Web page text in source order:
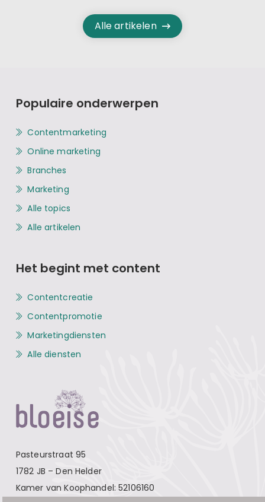
Alle artikelen
Pasteurstraat 95
1782 JB – Den Helder
Kamer van Koophandel: 52106160
Populaire onderwerpen
Contentmarketing
Online marketing
Branches
Marketing
Alle topics
Alle artikelen
Het begint met content
Contentcreatie
Contentpromotie
Marketingdiensten
Alle diensten